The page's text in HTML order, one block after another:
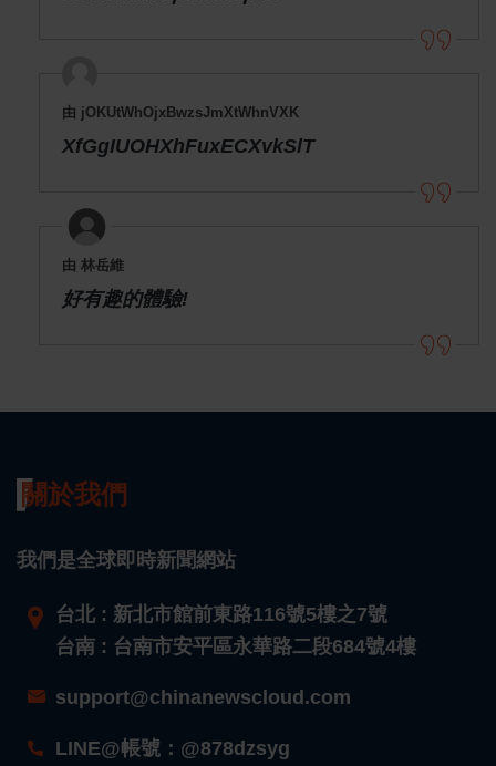
由 jOKUtWhOjxBwzsJmXtWhnVXK
XfGgIUOHXhFuxECXvkSlT
由 林岳維
好有趣的體驗!
關於我們
我們是全球即時新聞網站
台北 : 新北市館前東路116號5樓之7號
台南 : 台南市安平區永華路二段684號4樓
support@chinanewscloud.com
LINE@帳號：@878dzsyg